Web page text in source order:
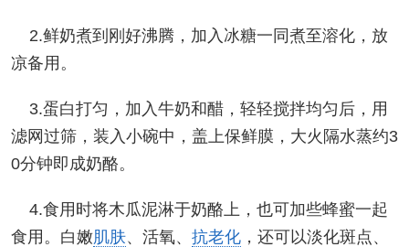
2.鲜奶煮到刚好沸腾，加入冰糖一同煮至溶化，放
凉备用。
3.蛋白打匀，加入牛奶和醋，轻轻搅拌均匀后，用
滤网过筛，装入小碗中，盖上保鲜膜，大火隔水蒸约3
0分钟即成奶酪。
4.食用时将木瓜泥淋于奶酪上，也可加些蜂蜜一起
食用。白嫩肌肤、活氧、 抗老化 ，还可以淡化斑点、